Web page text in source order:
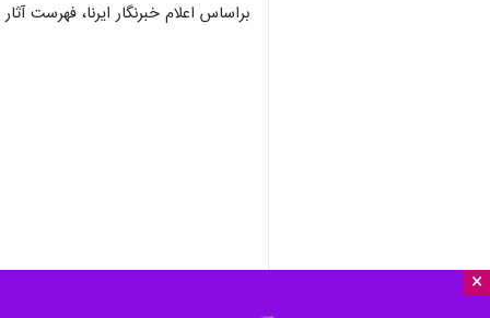
×
براساس اعلام خبرنگار ایرنا، فهرست